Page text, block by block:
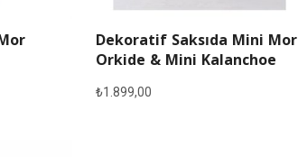
Dekoratif Saksıda Mini Mor
Orkide & Mini Kalanchoe
₺1.899,00